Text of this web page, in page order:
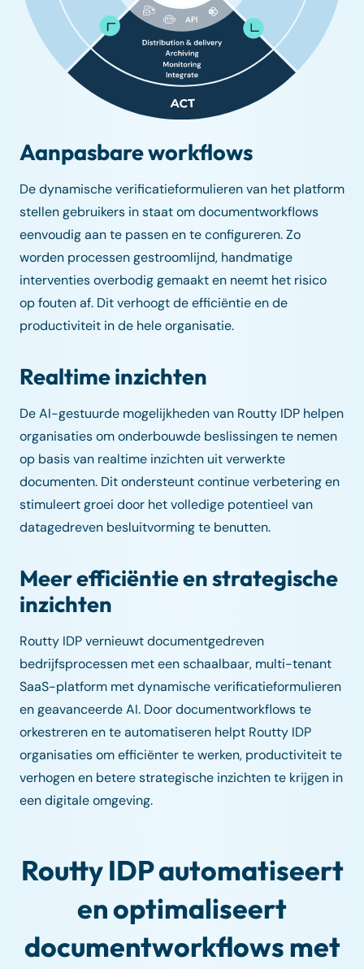
Aanpasbare workflows
De dynamische verificatieformulieren van het platform
stellen gebruikers in staat om documentworkflows
eenvoudig aan te passen en te configureren. Zo
worden processen gestroomlijnd, handmatige
interventies overbodig gemaakt en neemt het risico
op fouten af. Dit verhoogt de efficiëntie en de
productiviteit in de hele organisatie.
Realtime inzichten
De AI-gestuurde mogelijkheden van Routty IDP helpen
organisaties om onderbouwde beslissingen te nemen
op basis van realtime inzichten uit verwerkte
documenten. Dit ondersteunt continue verbetering en
stimuleert groei door het volledige potentieel van
datagedreven besluitvorming te benutten.
Meer efficiëntie en strategische
inzichten
Routty IDP vernieuwt documentgedreven
bedrijfsprocessen met een schaalbaar, multi-tenant
SaaS-platform met dynamische verificatieformulieren
en geavanceerde AI. Door documentworkflows te
orkestreren en te automatiseren helpt Routty IDP
organisaties om efficiënter te werken, productiviteit te
verhogen en betere strategische inzichten te krijgen in
een digitale omgeving.
Routty IDP automatiseert
en optimaliseert
documentworkflows met